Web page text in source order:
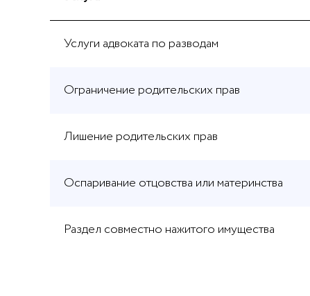
Услуги адвоката по разводам
Ограничение родительских прав
Лишение родительских прав
Оспаривание отцовства или материнства
Раздел совместно нажитого имущества